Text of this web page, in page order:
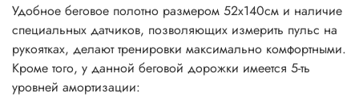
Удобное беговое полотно размером 52х140см и наличие
специальных датчиков, позволяющих измерить пульс на
рукоятках, делают тренировки максимально комфортными.
Кроме того, у данной беговой дорожки имеется 5-ть
уровней амортизации: